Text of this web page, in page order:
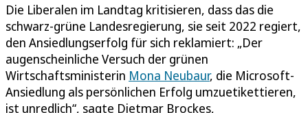
Die Liberalen im Landtag kritisieren, dass das die
schwarz-grüne Landesregierung, sie seit 2022 regiert,
den Ansiedlungserfolg für sich reklamiert: „Der
augenscheinliche Versuch der grünen
Wirtschaftsministerin Mona Neubaur, die Microsoft-
Ansiedlung als persönlichen Erfolg umzuetikettieren,
ist unredlich“, sagte Dietmar Brockes,